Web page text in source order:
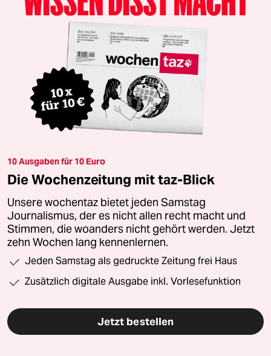
10 Ausgaben für 10 Euro
Die Wochenzeitung mit taz-Blick
Unsere wochentaz bietet jeden Samstag
Journalismus, der es nicht allen recht macht und
Stimmen, die woanders nicht gehört werden. Jetzt
zehn Wochen lang kennenlernen.
Jeden Samstag als gedruckte Zeitung frei Haus
Zusätzlich digitale Ausgabe inkl. Vorlesefunktion
Jetzt bestellen